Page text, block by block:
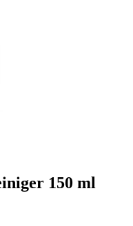
150 ml